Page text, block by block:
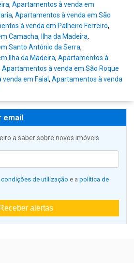
, Apartamentos à venda em
, Apartamentos à venda em São
à venda em Palheiro Ferreiro,
Camacha, Ilha da Madeira,
Santo António da Serra,
Ilha da Madeira, Apartamentos à
Apartamentos à venda em São Roque
em Faial, Apartamentos à venda
email
a saber sobre novos imóveis
condições de utilização e a política de
Receber alertas